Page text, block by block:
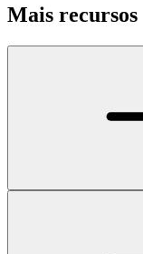
Mais recursos